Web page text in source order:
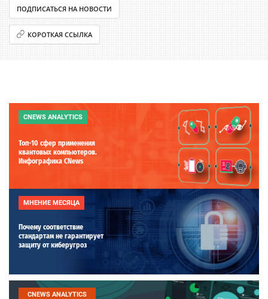
ПОДПИСАТЬСЯ НА НОВОСТИ
КОРОТКАЯ ССЫЛКА
CNEWS ANALYTICS
Топ-10 сфер применения
квантовых компьютеров.
Инфографика CNews
МНЕНИЕ МЕСЯЦА
Почему соответствие
стандартам не гарантирует
защиту от киберугроз
CNEWS ANALYTICS